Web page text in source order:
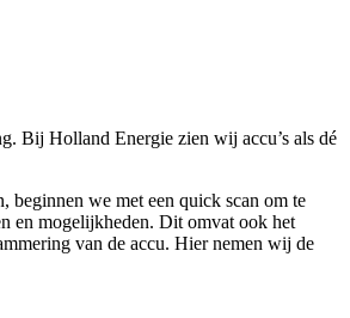
Bij Holland Energie zien wij accu’s als dé
beginnen we met een quick scan om te
en mogelijkheden. Dit omvat ook het
van de accu. Hier nemen wij de